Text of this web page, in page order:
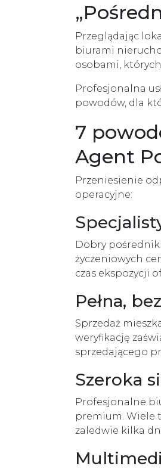
Przeglądając
biurami
osobami,
Profesjonalna
powodów, dla
7
Agent
Przeniesienie
operacyjne:
Dobry pośrednik
życzeniowych
czas ekspozycji
Pełna,
Sprzedaż
weryfikację
sprzedającego
Szeroka
Profesjonalne
premium. Wiele
zaledwie kilka